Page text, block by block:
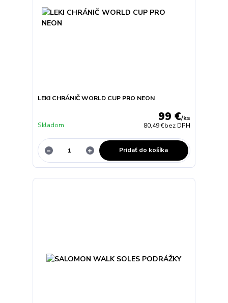
LEKI CHRÁNIČ WORLD CUP PRO NEON
99 €/ks
80,49 €bez DPH
Skladom
Pridať do košíka